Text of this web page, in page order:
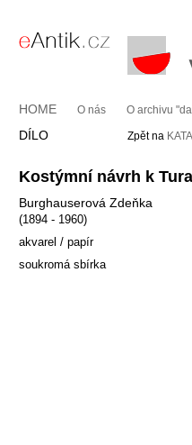
HOME O nás O archivu
DÍLO Zpět na
Kostýmní návrh k
Burghauserová Zdeňka
(1894 - 1960)
akvarel / papír
soukromá sbírka